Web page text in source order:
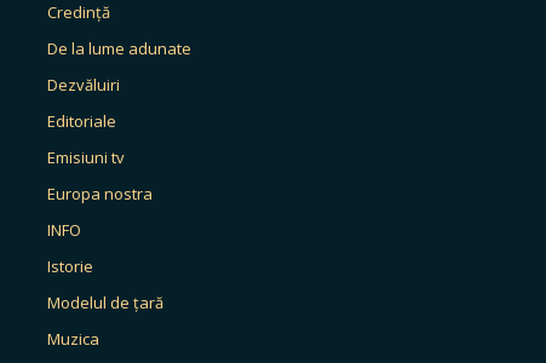
Credință
De la lume adunate
Dezvăluiri
Editoriale
Emisiuni tv
Europa nostra
INFO
Istorie
Modelul de țară
Muzica